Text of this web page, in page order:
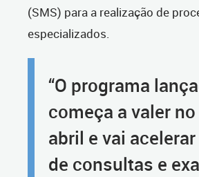
(SMS) para a realização de
especializados.
“O programa
começa a valer
abril e vai
de consultas e